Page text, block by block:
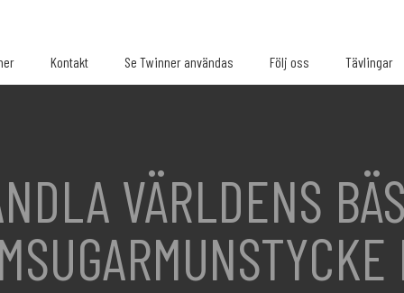
Kontakt Se Twinner användas Följ oss Tävlingar
VÄRLDENS